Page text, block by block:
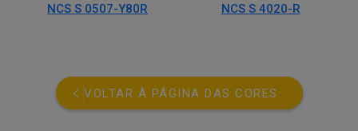
NCS S 0507-Y80R NCS S 4020-R
VOLTAR À PÁGINA DAS CORES